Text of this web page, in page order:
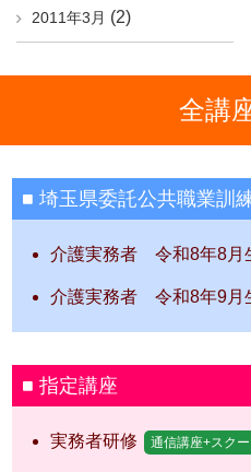
2011年3月 (2)
全講
埼玉県委託公共職業訓
介護実務者 令和8年8月
介護実務者 令和8年9月
指定講座
実務者研修 通信講座+スク